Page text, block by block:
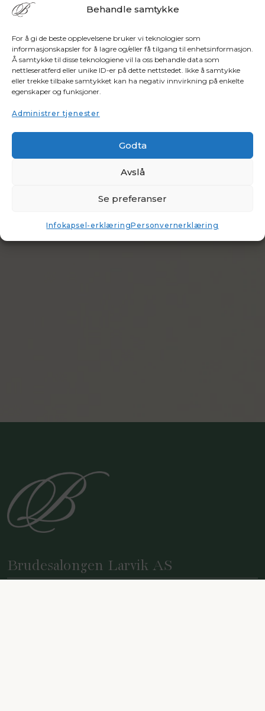
Behandle samtykke
For å gi de beste opplevelsene bruker vi teknologier som
informasjonskapsler for å lagre og/eller få tilgang til enhetsinformasjon.
Å samtykke til disse teknologiene vil la oss behandle data som
nettleseratferd eller unike ID-er på dette nettstedet. Ikke å samtykke
eller trekke tilbake samtykket kan ha negativ innvirkning på enkelte
egenskaper og funksjoner.
Administrer tjenester
Godta
Avslå
Se preferanser
Infokapsel-erklæringPersonvernerklæring
Brudesalongen Larvik AS